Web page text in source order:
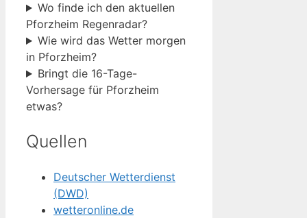
Wo finde ich den aktuellen
Pforzheim Regenradar?
Wie wird das Wetter morgen
in Pforzheim?
Bringt die 16-Tage-
Vorhersage für Pforzheim
etwas?
Quellen
Deutscher Wetterdienst
(DWD)
wetteronline.de